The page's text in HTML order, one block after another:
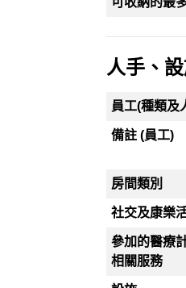
人手、
員工(種類及
備註 (員工)
房間類別
社交及康樂
參加的醫療
相關服務